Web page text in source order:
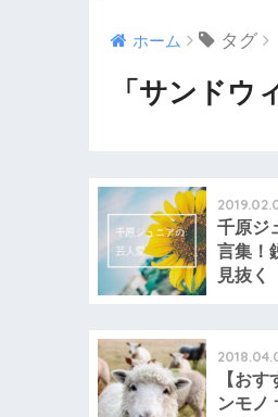
ホーム タグ
「サンドウ
千原ジ
言集！
見抜く
【お
ンモノ